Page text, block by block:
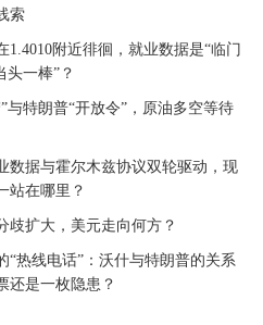
索
1.4010附近徘徊，就业数据是“临门
头一棒”？
与特朗普“开放令”，原油多空等待
数据与霍尔木兹协议双轮驱动，现
站在哪里？
歧扩大，美元走向何方？
“热线电话”：沃什与特朗普的关系
还是一枚隐患？